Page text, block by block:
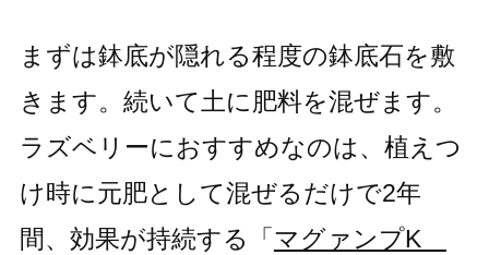
まずは鉢底が隠れる程度の鉢底石を敷
きます。続いて土に肥料を混ぜます。
ラズベリーにおすすめなのは、植えつ
け時に元肥として混ぜるだけで2年
間、効果が持続する「 マグァンプK